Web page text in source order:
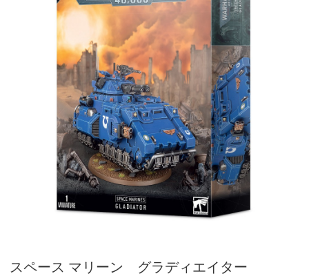
スペース マリーン グラディエイター